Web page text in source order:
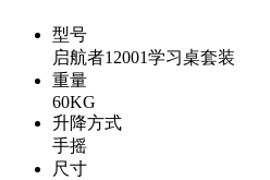
型号
启航者12001学习桌套装
重量
60KG
升降方式
手摇
尺寸